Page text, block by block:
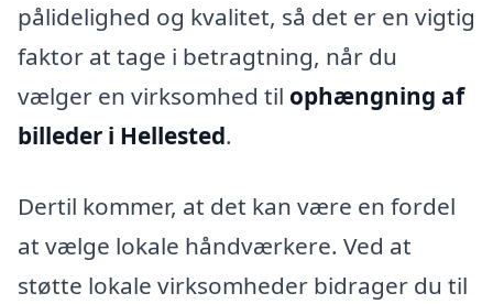
pålidelighed og kvalitet, så det er en vigtig
faktor at tage i betragtning, når du
vælger en virksomhed til ophængning af
billeder i Hellested.
Dertil kommer, at det kan være en fordel
at vælge lokale håndværkere. Ved at
støtte lokale virksomheder bidrager du til